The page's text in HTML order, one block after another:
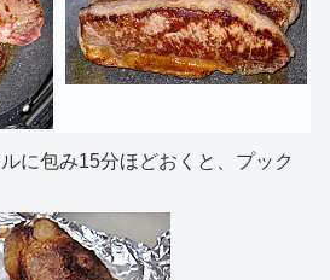
に包み15分ほどおくと、プック